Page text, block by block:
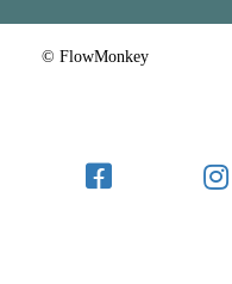
© FlowMonkey